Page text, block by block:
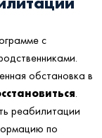
с
обстановка в
реабилитации
по